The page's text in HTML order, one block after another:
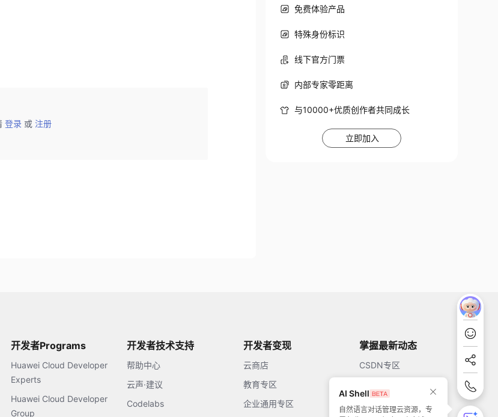
登录 或 注册
免费体验产品
特殊身份标识
线下官方门票
内部专家零距离
与10000+优质创作者共同成长
立即加入
AI Shell
自然语言对话管理云资源，专
开发者Programs
Huawei Cloud Developer
Experts
Huawei Cloud Developer
Group
开发者技术支持
帮助中心
云声·建议
Codelabs
开发者变现
云商店
教育专区
企业通用专区
掌握最新动态
CSDN专区
开源中国